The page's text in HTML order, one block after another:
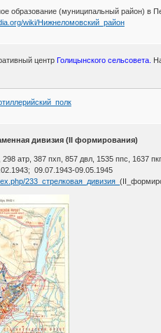
образование (муниципальный район) в
wiki/Нижнеломовский_район
центр Голицынского сельсовета.
дивизия (II формирования)
атр, 387 пхп, 857 двл, 1535 ппс, 1637 пкг
09.07.1943-09.05.1945
233_стрелковая_дивизия_